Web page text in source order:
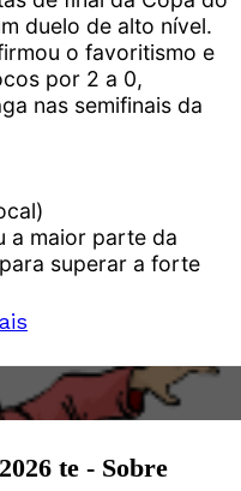
duelo de alto nível.
o favoritismo e
por 2 a 0,
nas semifinais da
a maior parte da
superar a forte
te - Sobre